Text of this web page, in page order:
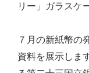
リー」ガラスケ
７月の新紙幣の
資料を展示しま